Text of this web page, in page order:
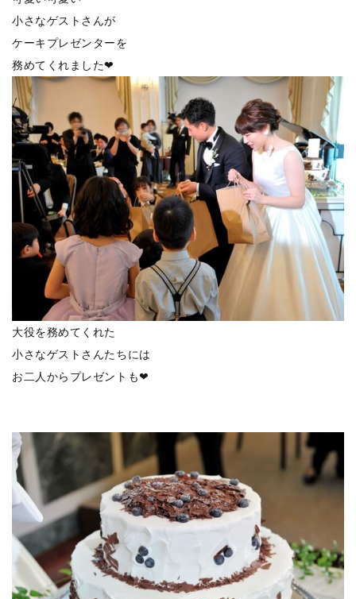
小さなゲストさんが
ケーキプレゼンターを
務めてくれました❤
大役を務めてくれた
小さなゲストさんたちには
お二人からプレゼントも❤